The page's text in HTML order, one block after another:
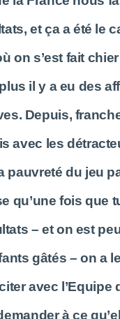
et ça a été le
on s’est fait
il y a eu des
Depuis,
avec les
pauvreté du jeu
qu’une fois que
– et on est
gâtés – on a
avec l’Equipe
à ce